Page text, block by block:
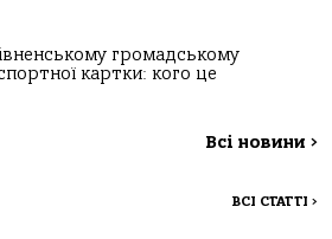
громадському
картки: кого це
Всі новини >
ВСІ СТАТТІ >